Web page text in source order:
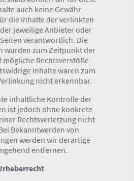
auch keine Gewähr
die Inhalte der verlinkten
jeweilige Anbieter oder
verantwortlich. Die
wurden zum Zeitpunkt der
mögliche Rechtsverstöße
Inhalte waren zum
nicht erkennbar.
inhaltliche Kontrolle der
ist jedoch ohne konkrete
Rechtsverletzung nicht
Bekanntwerden von
werden wir derartige
entfernen.